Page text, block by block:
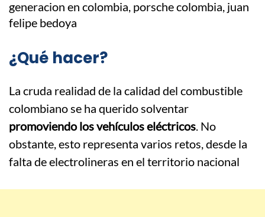
¿Qué hacer?
La cruda realidad de la calidad del combustible
colombiano se ha querido solventar
promoviendo los vehículos eléctricos. No
obstante, esto representa varios retos, desde la
falta de electrolineras en el territorio nacional